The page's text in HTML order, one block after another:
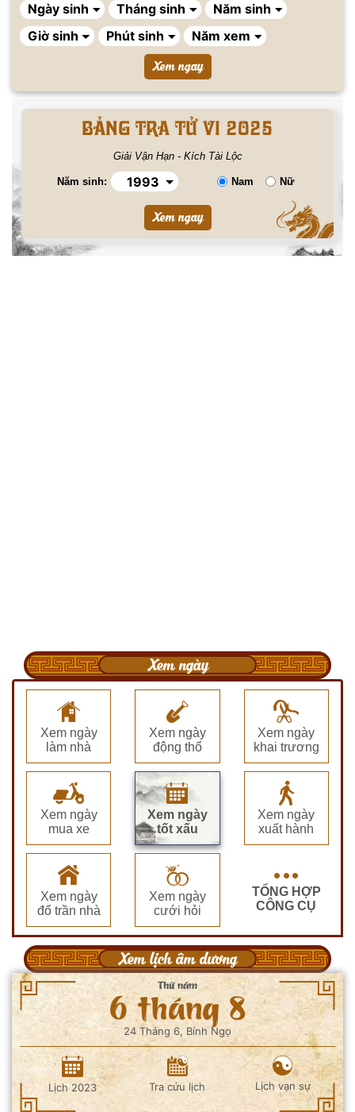
BẢNG TRA TỬ VI 2025
Giải Vận Hạn - Kích Tài Lộc
Năm sinh: Nam Nữ
Xem ngày
Xem ngày
làm nhà
Xem ngày
động thổ
Xem ngày
khai trương
Xem ngày
mua xe
Xem ngày
tốt xấu
Xem ngày
xuất hành
Xem ngày
đổ trần nhà
Xem ngày
cưới hỏi
TỔNG HỢP
CÔNG CỤ
Xem lịch âm dương
Thứ năm
6 tháng 8
24 Tháng 6, Bính Ngọ
Lịch 2023 Tra cứu lịch Lịch vạn sự